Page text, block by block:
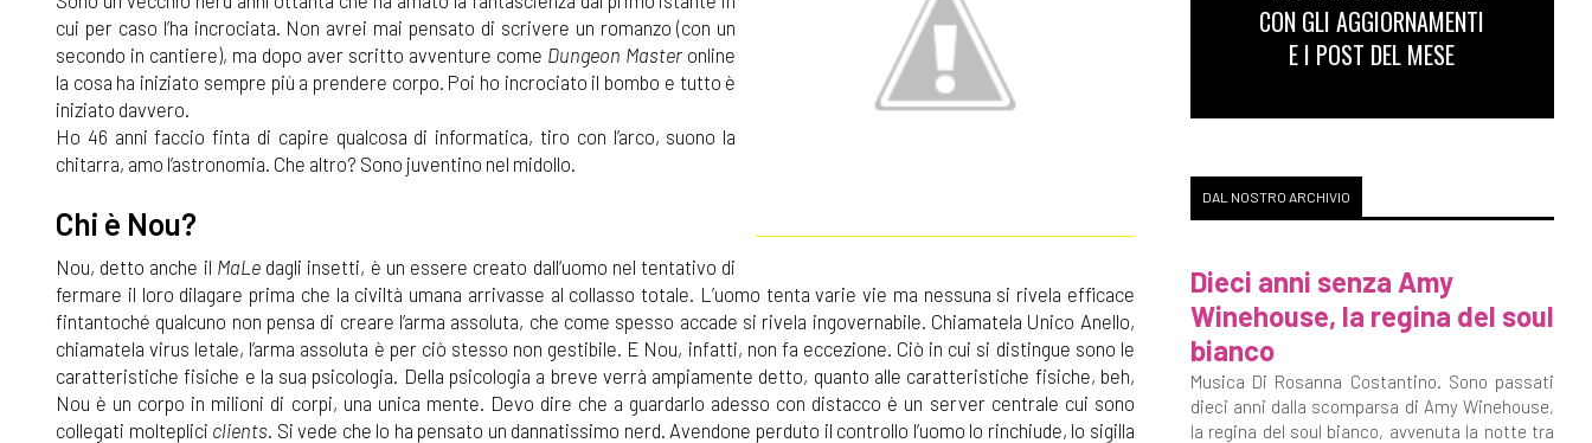
cui per caso l’ha incrociata. Non avrei mai pensato di scrivere un romanzo (con un
secondo in cantiere), ma dopo aver scritto avventure come Dungeon Master online
la cosa ha iniziato sempre più a prendere corpo. Poi ho incrociato il bombo e tutto è
iniziato davvero.
Ho 46 anni faccio finta di capire qualcosa di informatica, tiro con l’arco, suono la
chitarra, amo l’astronomia. Che altro? Sono juventino nel midollo.
Chi è Nou?
Nou, detto anche il MaLedagli insetti, è un essere creato dall’uomo nel tentativo di
fermare il loro dilagare prima che la civiltà umana arrivasse al collasso totale. L’uomo tenta varie vie ma nessuna si rivela efficace
fintantoché qualcuno non pensa di creare l’arma assoluta, che come spesso accade si rivela ingovernabile. Chiamatela Unico Anello,
chiamatela virus letale, l’arma assoluta è per ciò stesso non gestibile. E Nou, infatti, non fa eccezione. Ciò in cui si distingue sono le
caratteristiche fisiche e la sua psicologia. Della psicologia a breve verrà ampiamente detto, quanto alle caratteristiche fisiche, beh,
Nou è un corpo in milioni di corpi, una unica mente. Devo dire che a guardarlo adesso con distacco è un server centrale cui sono
collegati molteplici clients . Si vede che lo ha pensato un dannatissimo nerd. Avendone perduto il controllo l’uomo lo rinchiude, lo sigilla
CON GLI AGGIORNAMENTI
E I POST DEL MESE
DAL NOSTRO ARCHIVIO
Dieci anni senza Amy
Winehouse, la regina del soul
bianco
Musica Di Rosanna Costantino. Sono passati
dieci anni dalla scomparsa di Amy Winehouse,
la regina del soul bianco, avvenuta la notte tra